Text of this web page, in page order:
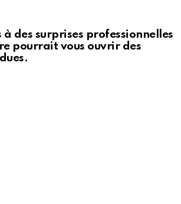
à des surprises professionnelles
pourrait vous ouvrir des